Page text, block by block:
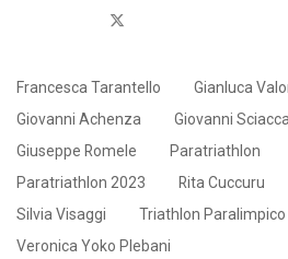
Francesca Tarantello
Gianluca
Giovanni Achenza
Giovanni
Giuseppe Romele
Paratriathlon
Paratriathlon 2023
Rita Cuccuru
Silvia Visaggi
Triathlon Paralimpico
Veronica Yoko Plebani